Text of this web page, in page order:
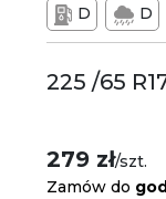
D D
225 /65
279 zł/szt.
Zamów do